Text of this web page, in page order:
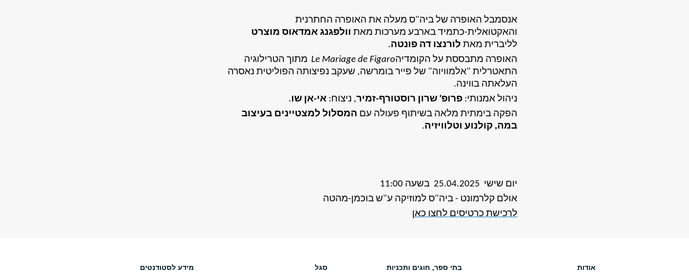
אנסמבל האופרה של ביה"ס מעלה את האופרה החתרנית
והאקטואלית-כתמיד בארבע מערכות מאת וולפגנג אמדאוס מוצרט
לליברית מאת לורנצו דה פונטה.
האופרה מתבססת על הקומדיהLe Mariage de Figaro מתוך הטרילוגיה
התאטרלית "אלמוויוה" של פייר בומרשה, שעקב נפיצותה הפוליטית נאסרה
העלאתה בווינה.
ניהול אמנותי: פרופ' שרון רוסטורף-זמיר, ניצוח: אי-אן שו.
הפקה בימתית מלאה בשיתוף פעולה עם המסלול למצטיינים בעיצוב
במה, קולנוע וטלוויזיה.
יום שישי 25.04.2025 בשעה 11:00
אולם קלרמונט - ביה"ס למוזיקה ע"ש בוכמן-מהטה
לרכישת כרטיסים לחצו כאן
אודות
בתי ספר, חוגים ותכניות
סגל
מידע לסטודנטים